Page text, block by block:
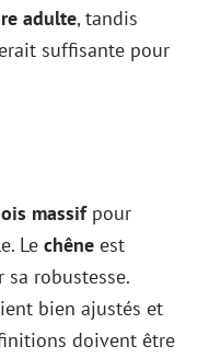
adulte, tandis
suffisante pour
massifpour
Le chêne est
robustesse.
bien ajustés et
doivent être